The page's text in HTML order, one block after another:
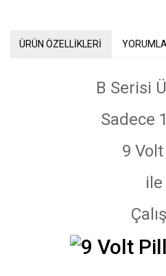
ÜRÜN ÖZELLİKLERİ
B Serisi
Sadece
9 Volt
ile